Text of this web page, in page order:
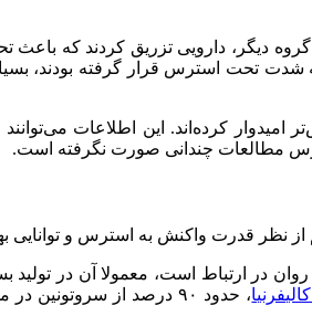
گروه دیگر، دارویی تزریق کردند که
تحت استرس قرار گرفته بودند،
امیدوار کرده‌اند. این اطلاعات
مطالعات چندانی صورت نگرفته است.
از نظر قدرت واکنش به استرس و توانایی
در ارتباط است، معمولا آن در تولید
، حدود ۹۰ درصد از